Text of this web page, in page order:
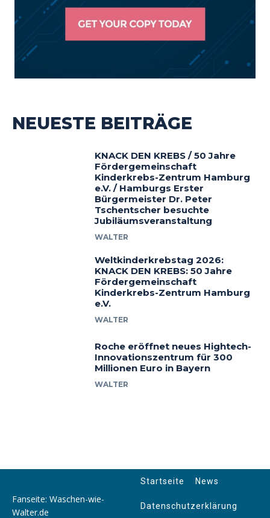
NEUESTE BEITRÄGE
KNACK DEN KREBS / 50 Jahre
Fördergemeinschaft
Kinderkrebs-Zentrum Hamburg
e.V. / Hamburgs Erster
Bürgermeister Dr. Peter
Tschentscher besuchte
Jubiläumsveranstaltung
WALTER
Weltkinderkrebstag 2026:
KNACK DEN KREBS: 50 Jahre
Fördergemeinschaft
Kinderkrebs-Zentrum Hamburg
e.V.
WALTER
Roche eröffnet neues Hightech-
Innovationszentrum für 300
Millionen Euro in Bayern
WALTER
Fanseite: Waschen-wie-
Walter.de
Startseite News
Datenschutzerklärung